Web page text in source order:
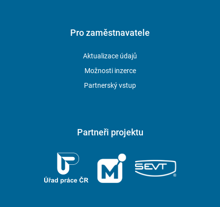
Pro zaměstnavatele
Aktualizace údajů
Možnosti inzerce
Partnerský vstup
Partneři projektu